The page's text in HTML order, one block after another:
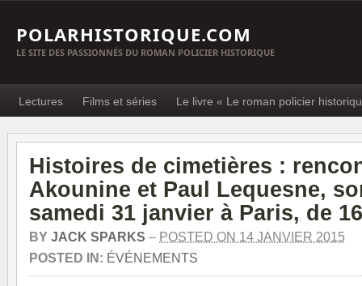
POLARHISTORIQUE.COM
LE SITE DES PASSIONNÉS DU ROMAN POLICIER HISTORIQUE
Lectures Films et séries Le livre « Le roman policier
Histoires de cimetières :
Akounine et Paul Lequesne,
samedi 31 janvier à Paris, de
BY JACK SPARKS – POSTED ON 14 JANVIER 2015
POSTED IN: ÉVÉNEMENTS